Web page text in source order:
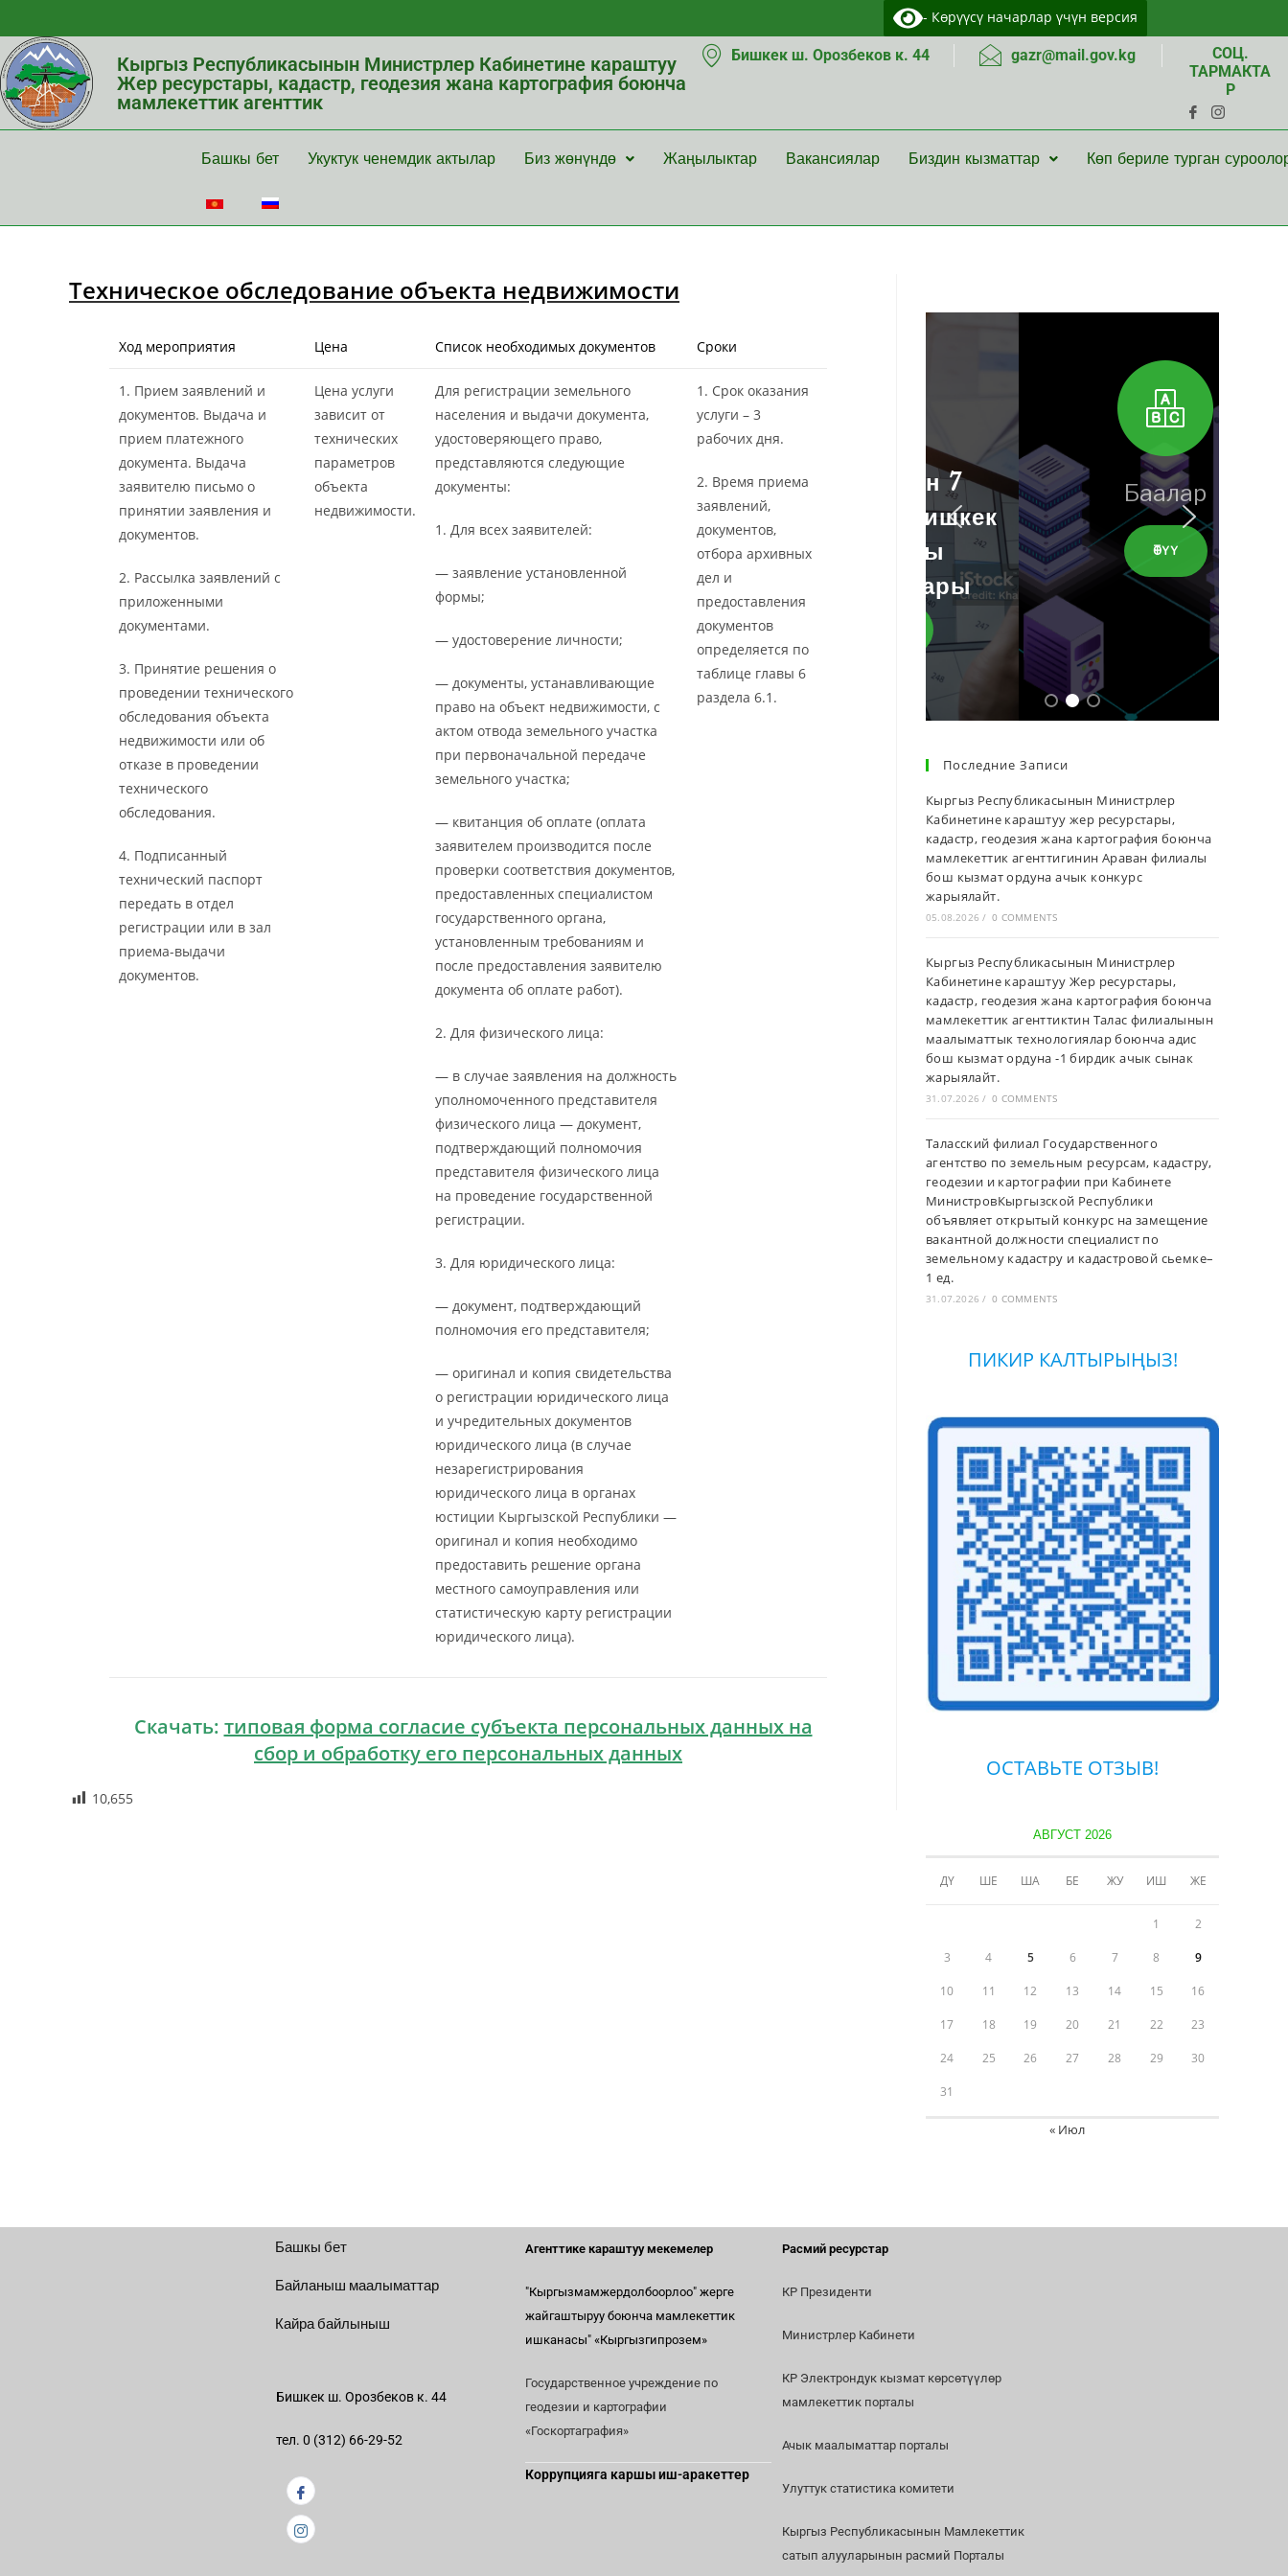
- Көрүүсү начарлар үчүн версия
Кыргыз Республикасынын Министрлер Кабинетине караштуу
Жер ресурстары, кадастр, геодезия жана картография боюнча
мамлекеттик агенттик
Бишкек ш. Орозбеков к. 44 gazr@mail.gov.kg
СОЦ.
ТАРМАКТА
Р
Башкы бет Укуктук ченемдик актылар Биз жөнүндө Жаңылыктар Вакансиялар Биздин кызматтар Көп бериле турган
Техническое обследование объекта недвижимости
Ход мероприятия Цена Список необходимых документов Сроки
1. Прием заявлений и
документов. Выдача и
прием платежного
документа. Выдача
заявителю письмо о
принятии заявления и
документов.
2. Рассылка заявлений с
приложенными
документами.
3. Принятие решения о
проведении технического
обследования объекта
недвижимости или об
отказе в проведении
технического
обследования.
4. Подписанный
технический паспорт
передать в отдел
регистрации или в зал
приема-выдачи
документов.
Цена услуги
зависит от
технических
параметров
объекта
недвижимости.
Для регистрации земельного
населения и выдачи документа,
удостоверяющего право,
представляются следующие
документы:
1. Для всех заявителей:
— заявление установленной
формы;
— удостоверение личности;
— документы, устанавливающие
право на объект недвижимости, с
актом отвода земельного участка
при первоначальной передаче
земельного участка;
— квитанция об оплате (оплата
заявителем производится после
проверки соответствия документов,
предоставленных специалистом
государственного органа,
установленным требованиям и
после предоставления заявителю
документа об оплате работ).
2. Для физического лица:
— в случае заявления на должность
уполномоченного представителя
физического лица — документ,
подтверждающий полномочия
представителя физического лица
на проведение государственной
регистрации.
3. Для юридического лица:
— документ, подтверждающий
полномочия его представителя;
— оригинал и копия свидетельства
о регистрации юридического лица
и учредительных документов
юридического лица (в случае
незарегистрирования
юридического лица в органах
юстиции Кыргызской Республики —
оригинал и копия необходимо
предоставить решение органа
местного самоуправления или
статистическую карту регистрации
юридического лица).
1. Срок оказания
услуги – 3
рабочих дня.
2. Время приема
заявлений,
документов,
отбора архивных
дел и
предоставления
документов
определяется по
таблице главы 6
раздела 6.1.
Скачать: типовая форма согласие субъекта персональных данных на
сбор и обработку его персональных данных
10,655
Баалар
ӨТҮҮ
Последние Записи
Кыргыз Республикасынын Министрлер
Кабинетине караштуу жер ресурстары,
кадастр, геодезия жана картография боюнча
мамлекеттик агенттигинин Араван филиалы
бош кызмат ордуна ачык конкурс
жарыялайт.
05.08.2026 / 0 COMMENTS
Кыргыз Республикасынын Министрлер
Кабинетине караштуу Жер ресурстары,
кадастр, геодезия жана картография боюнча
мамлекеттик агенттиктин Талас филиалынын
маалыматтык технологиялар боюнча адис
бош кызмат ордуна -1 бирдик ачык сынак
жарыялайт.
31.07.2026 / 0 COMMENTS
Таласский филиал Государственного
агентство по земельным ресурсам, кадастру,
геодезии и картографии при Кабинете
МинистровКыргызской Республики
объявляет открытый конкурс на замещение
вакантной должности специалист по
земельному кадастру и кадастровой сьемке–
1 ед.
31.07.2026 / 0 COMMENTS
ПИКИР КАЛТЫРЫҢЫЗ!
ОСТАВЬТЕ ОТЗЫВ!
АВГУСТ 2026
ДҮ ШЕ ША БЕ ЖУ ИШ ЖЕ
1 2
3 4 5 6 7 8 9
10 11 12 13 14 15 16
17 18 19 20 21 22 23
24 25 26 27 28 29 30
31
« Июл
Башкы бет
Байланыш маалыматтар
Кайра байлыныш
Бишкек ш. Орозбеков к. 44
тел. 0 (312) 66-29-52
Агенттике караштуу мекемелер
"Кыргызмамжердолбоорлоо" жерге
жайгаштыруу боюнча мамлекеттик
ишканасы" «Кыргызгипрозем»
Государственное учреждение по
геодезии и картографии
«Госкортаграфия»
Коррупцияга каршы иш-аракеттер
Расмий ресурстар
КР Президенти
Министрлер Кабинети
КР Электрондук кызмат көрсөтүүлөр
мамлекеттик порталы
Ачык маалыматтар порталы
Улуттук статистика комитети
Кыргыз Республикасынын Мамлекеттик
сатып алууларынын расмий Порталы